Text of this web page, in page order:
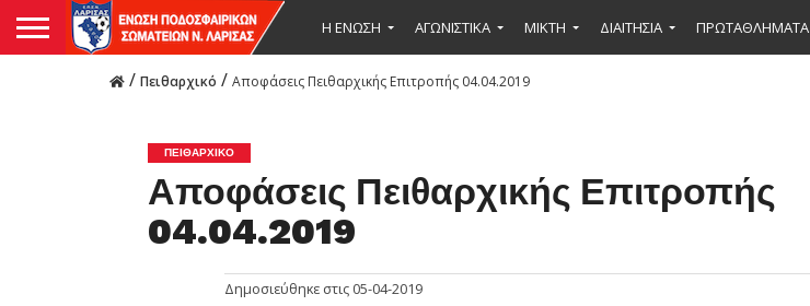
Η ΕΝΩΣΗ ΑΓΩΝΙΣΤΙΚΑ ΜΙΚΤΉ ΔΙΑΙΤΗΣΙΑ ΠΡΩΤΑΘΛΗΜΑΤΑ
/ Πειθαρχικό / Αποφάσεις Πειθαρχικής Επιτροπής 04.04.2019
ΠΕΙΘΑΡΧΙΚΌ
Αποφάσεις Πειθαρχικής Επιτροπής
04.04.2019
Δημοσιεύθηκε στις 05-04-2019